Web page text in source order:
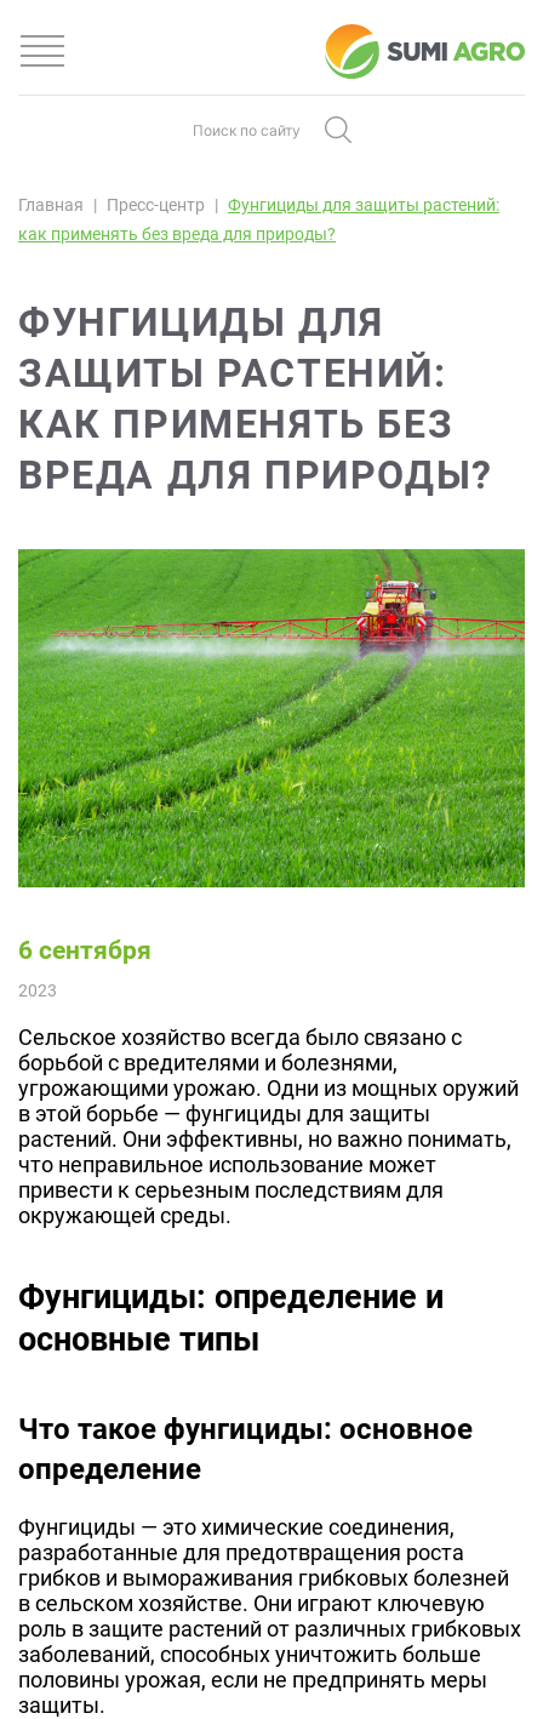
Главная Пресс-центр
Фунгициды для защиты растений:
как применять без вреда для природы?
ФУНГИЦИДЫ ДЛЯ
ЗАЩИТЫ РАСТЕНИЙ:
КАК ПРИМЕНЯТЬ БЕЗ
ВРЕДА ДЛЯ ПРИРОДЫ?
6 сентября
2023
Сельское хозяйство всегда было связано с
борьбой с вредителями и болезнями,
угрожающими урожаю. Одни из мощных оружий
в этой борьбе — фунгициды для защиты
растений. Они эффективны, но важно понимать,
что неправильное использование может
привести к серьезным последствиям для
окружающей среды.
Фунгициды: определение и
основные типы
Что такое фунгициды: основное
определение
Фунгициды — это химические соединения,
разработанные для предотвращения роста
грибков и вымораживания грибковых болезней
в сельском хозяйстве. Они играют ключевую
роль в защите растений от различных грибковых
заболеваний, способных уничтожить больше
половины урожая, если не предпринять меры
защиты.